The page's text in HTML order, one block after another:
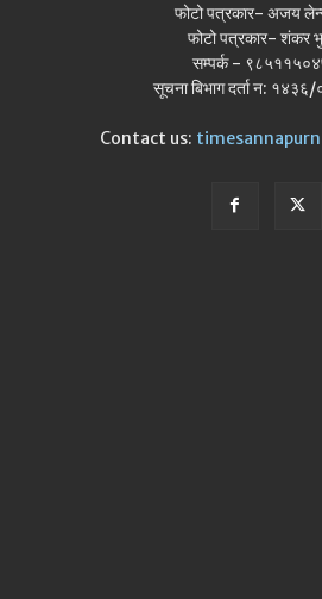
फोटो पत्रकार- अजय
फोटो पत्रकार- शंकर
सम्पर्क -
सूचना बिभाग दर्ता न:
Contact us: